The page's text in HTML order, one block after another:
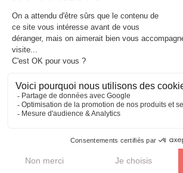
1 479 € T.T.C
Négociation Commerciale